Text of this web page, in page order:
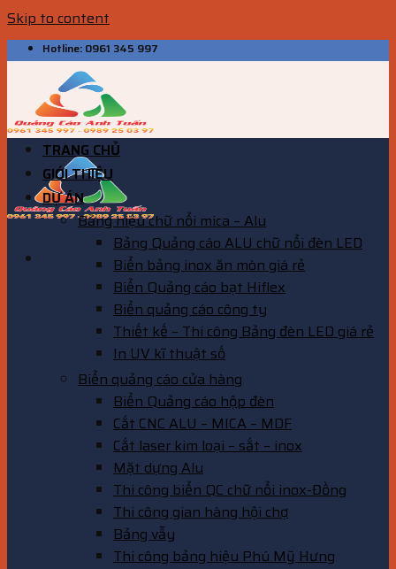
Skip to content
Hotline: 0961 345 997
TRANG CHỦ
GIỚI THIỆU
DỰ ÁN
Bảng hiệu chữ nổi mica – Alu
Bảng Quảng cáo ALU chữ nổi đèn LED
Biển bảng inox ăn mòn giá rẻ
Biển Quảng cáo bạt Hiflex
Biển quảng cáo công ty
Thiết kế – Thi công Bảng đèn LED giá rẻ
In UV kĩ thuật số
Biển quảng cáo cửa hàng
Biển Quảng cáo hộp đèn
Cắt CNC ALU – MICA – MDF
Cắt laser kim loại – sắt – inox
Mặt dựng Alu
Thi công biển QC chữ nổi inox-Đồng
Thi công gian hàng hội chợ
Bảng vẫy
Thi công bảng hiệu Phú Mỹ Hưng